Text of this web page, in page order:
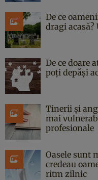
De ce
dragi
De ce doare
poți depăși
Tinerii și
mai
profesionale
Oasele sunt
credeau
ritm zilnic